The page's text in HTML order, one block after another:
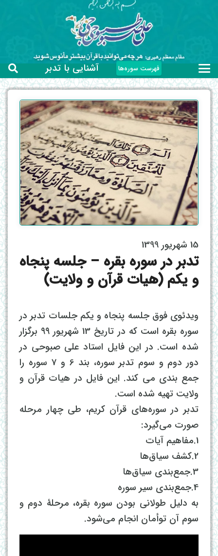
فهرست سوره‌ها آشنایی با تدبر
15 شهریور 1399
تدبر در سوره بقره – جلسه پنجاه
و یکم (هیات قرآن و ولایت)
ویدئوی فوق جلسه پنجاه و یکم جلسات تدبر در
سوره بقره است که در تاریخ 13 شهریور ۹۹ برگزار
شده است. در این فایل استاد علی صبوحی در
دور دوم و سوم تدبر سوره، بند 6 و 7 سوره را
جمع بندی می کند. این فایل در هیات قرآن و
ولایت تهیه شده است.
تدبر در سوره‌های قرآن کریم، طی چهار مرحله
صورت می‌گیرد:
1.مفاهیم آیات
2.کشف سیاق‌ها
3.جمع‌بندی سیاق‌ها
4.جمع‌بندی سیر سوره
به دلیل طولانی بودن سوره بقره، مرحلۀ دوم و
سوم آن توأمان انجام می‌شود.